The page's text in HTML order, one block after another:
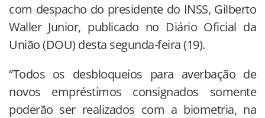
com despacho do presidente do INSS, Gilberto
Waller Junior, publicado no Diário Oficial da
União (DOU) desta segunda-feira (19).
“Todos os desbloqueios para averbação de
novos empréstimos consignados somente
poderão ser realizados com a biometria, na